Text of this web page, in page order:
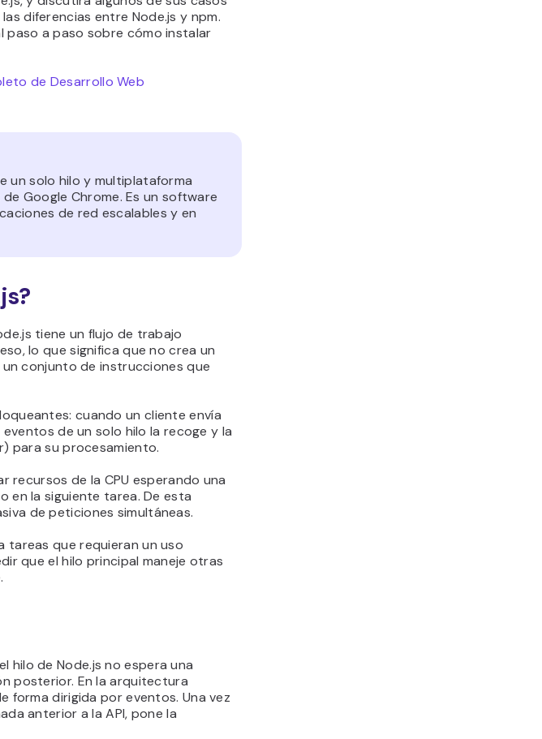
diferencias entre Node.js y npm.
a paso sobre cómo instalar
de Desarrollo Web
un solo hilo y multiplataforma
Google Chrome. Es un software
de red escalables y en
tiene un flujo de trabajo
lo que significa que no crea un
conjunto de instrucciones que
cuando un cliente envía
de un solo hilo la recoge y la
para su procesamiento.
recursos de la CPU esperando una
en la siguiente tarea. De esta
de peticiones simultáneas.
tareas que requieran un uso
que el hilo principal maneje otras
hilo de Node.js no espera una
posterior. En la arquitectura
forma dirigida por eventos. Una vez
anterior a la API, pone la